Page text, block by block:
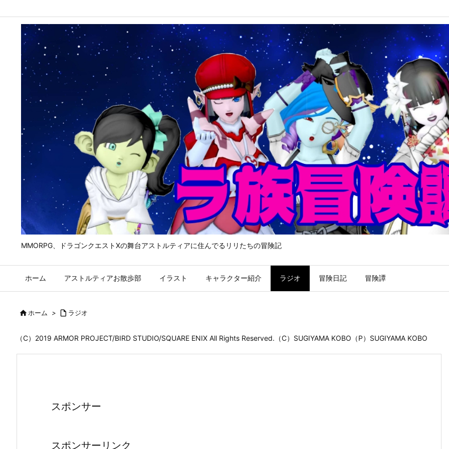
MMORPG、ドラゴンクエストⅩの舞台アストルティアに住んでるリリたちの冒険記
ホーム アストルティアお散歩部 イラスト キャラクター紹介 ラジオ 冒険日記 冒険譚
ホーム >  ラジオ
（C）2019 ARMOR PROJECT/BIRD STUDIO/SQUARE ENIX All Rights Reserved.（C）SUGIYAMA KOBO（P）SUGIYAMA KOBO
スポンサー
スポンサーリンク